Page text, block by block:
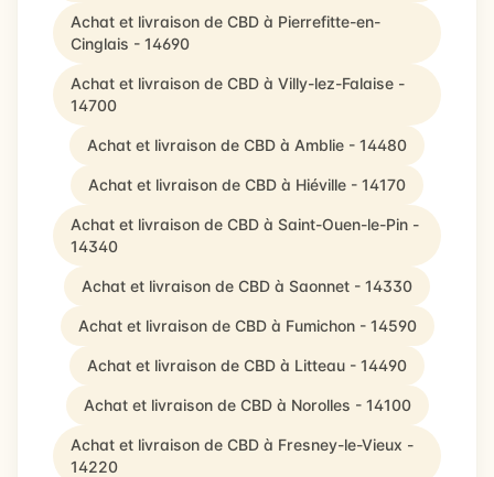
Achat et livraison de CBD à Pierrefitte-en-
Cinglais - 14690
Achat et livraison de CBD à Villy-lez-Falaise -
14700
Achat et livraison de CBD à Amblie - 14480
Achat et livraison de CBD à Hiéville - 14170
Achat et livraison de CBD à Saint-Ouen-le-Pin -
14340
Achat et livraison de CBD à Saonnet - 14330
Achat et livraison de CBD à Fumichon - 14590
Achat et livraison de CBD à Litteau - 14490
Achat et livraison de CBD à Norolles - 14100
Achat et livraison de CBD à Fresney-le-Vieux -
14220